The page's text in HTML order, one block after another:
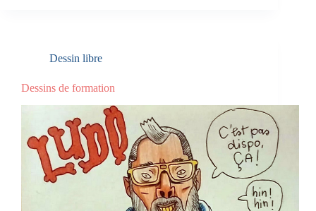
Dessin libre
Dessins de formation